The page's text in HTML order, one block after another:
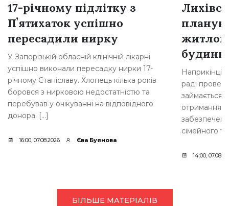
17-річному підлітку з
Пʼятихаток успішно
пересадили нирку
У Запорізькій обласній клінічній лікарні
успішно виконали пересадку нирки 17-
річному Станіславу. Хлопець кілька років
боровся з нирковою недостатністю та
перебував у очікуванні на відповідного
донора. […]
16:00, 07.08.2026 Єва Буянова
Наприкінці
раді
займається
отримання
сімейного
14:00,
БІЛЬШЕ МАТЕРІАЛІВ